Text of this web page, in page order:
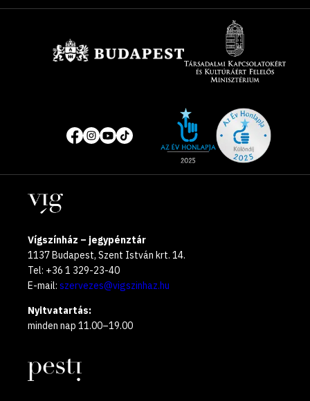
Közösségi
média
oldalak
of
year
Helyszínek
Vígszínház – jegypénztár
1137 Budapest, Szent István krt. 14.
Tel: +36 1 329-23-40
E-mail: szervezes@vigszinhaz.hu
Nyitvatartás:
minden nap 11.00–19.00